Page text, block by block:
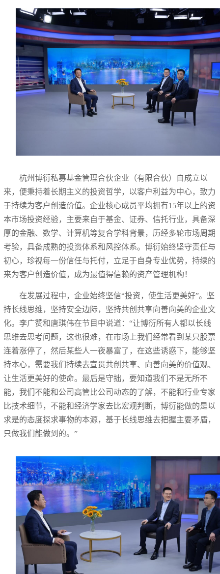
杭州博衍私募基金管理合伙企业（有限合伙）自成立以
来，便秉持着长期主义的投资哲学，以客户利益为中心，致力
于持续为客户创造价值。企业核心成员平均拥有15年以上的资
本市场投资经验，主要来自于基金、证券、信托行业，具备深
厚的金融、数学、计算机等复合学科背景，历经多轮市场周期
考验，具备成熟的投资体系和风控体系。博衍始终坚守责任与
初心，珍视每一份信任与托付，立足于自身专业优势，持续的
来为客户创造价值，成为最值得信赖的资产管理机构！
在发展过程中，企业始终坚信“投资，使生活更美好”。坚
持长线思维，坚持安全边际，坚持共创共享向善向美的企业文
化。李广赞和唐琪伟在节目中说道：“让博衍所有人都以长线
思维去思考问题，这也很难，在市场上我们经常看到某只股票
连着涨停了，然后某些人一夜暴富了，在这些诱惑下，能够坚
持本心，需要我们持续去宣贯共创共享、向善向美的价值观、
让生活更美好的使命。最后是守拙，要知道我们不是无所不
能，我们不能和公司高管比公司动态的了解，不能和行业专家
比技术细节，不能和经济学家去比宏观判断，博衍能做的是以
求是的态度探求事物的本源，基于长线思维去把握主要矛盾，
只做我们能做到的。”